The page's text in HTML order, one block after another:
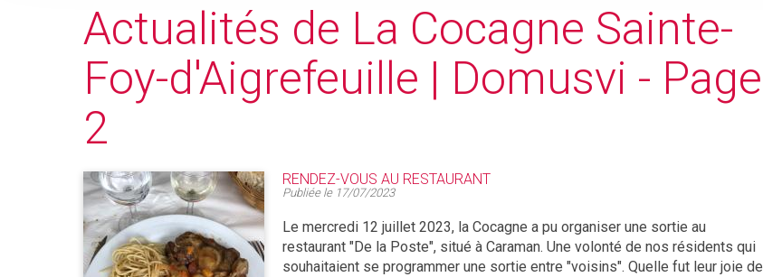
Actualités de La Cocagne Sainte-
Foy-d'Aigrefeuille | Domusvi - Page
2
RENDEZ-VOUS AU RESTAURANT
Publiée le 17/07/2023
Le mercredi 12 juillet 2023, la Cocagne a pu organiser une sortie au
restaurant "De la Poste", situé à Caraman. Une volonté de nos résidents qui
souhaitaient se programmer une sortie entre "voisins". Quelle fut leur joie de